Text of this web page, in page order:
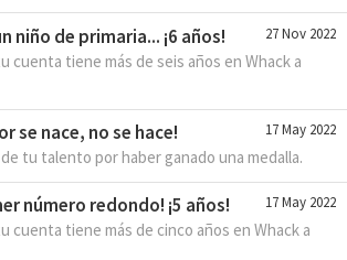
27 Nov 2022
niño de primaria... ¡6 años!
cuenta tiene más de seis años en Whack a
17 May 2022
se nace, no se hace!
tu talento por haber ganado una medalla.
17 May 2022
número redondo! ¡5 años!
cuenta tiene más de cinco años en Whack a